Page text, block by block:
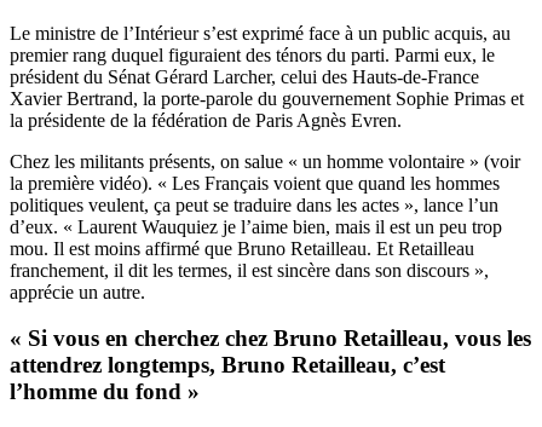
Le ministre de l’Intérieur s’est exprimé face à un public acquis, au
premier rang duquel figuraient des ténors du parti. Parmi eux, le
président du Sénat Gérard Larcher, celui des Hauts-de-France
Xavier Bertrand, la porte-parole du gouvernement Sophie Primas et
la présidente de la fédération de Paris Agnès Evren.
Chez les militants présents, on salue « un homme volontaire » (voir
la première vidéo). « Les Français voient que quand les hommes
politiques veulent, ça peut se traduire dans les actes », lance l’un
d’eux. « Laurent Wauquiez je l’aime bien, mais il est un peu trop
mou. Il est moins affirmé que Bruno Retailleau. Et Retailleau
franchement, il dit les termes, il est sincère dans son discours »,
apprécie un autre.
« Si vous en cherchez chez Bruno Retailleau, vous les
attendrez longtemps, Bruno Retailleau, c’est
l’homme du fond »